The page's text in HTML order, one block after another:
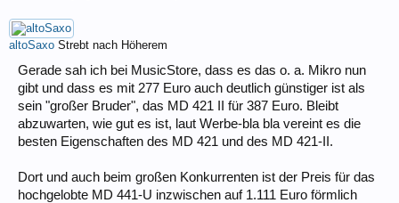
altoSaxo Strebt nach Höherem
Gerade sah ich bei MusicStore, dass es das o. a. Mikro nun
gibt und dass es mit 277 Euro auch deutlich günstiger ist als
sein "großer Bruder", das MD 421 II für 387 Euro. Bleibt
abzuwarten, wie gut es ist, laut Werbe-bla bla vereint es die
besten Eigenschaften des MD 421 und des MD 421-II.
Dort und auch beim großen Konkurrenten ist der Preis für das
hochgelobte MD 441-U inzwischen auf 1.111 Euro förmlich